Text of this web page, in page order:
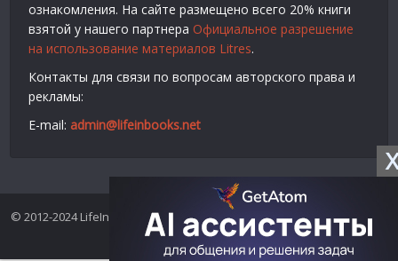
X
ознакомления. На сайте размещено всего 20% книги
взятой у нашего партнера Официальное разрешение
на использование материалов Litres.
Контакты для связи по вопросам авторского права и
рекламы:
E-mail: admin@lifeinbooks.net
© 2012-2024 LifeInBooks.net - Скачать бесплатно книги в форматах
fb2, epub, pdf, txt, rtf.